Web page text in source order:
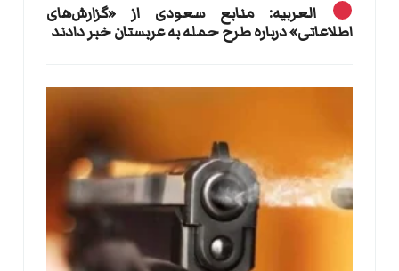
العربیه: منابع سعودی از «گزارش‌های
اطلاعاتی» درباره طرح حمله به عربستان خبر دادند